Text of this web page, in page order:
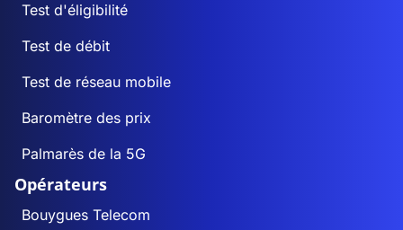
Test d'éligibilité
Test de débit
Test de réseau mobile
Baromètre des prix
Palmarès de la 5G
Opérateurs
Bouygues Telecom